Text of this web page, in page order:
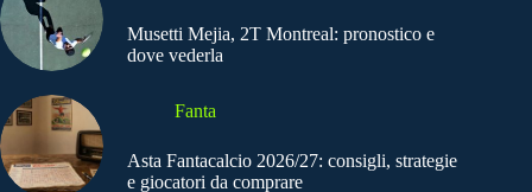
Musetti Mejia, 2T Montreal: pronostico e
dove vederla
Fanta
Asta Fantacalcio 2026/27: consigli, strategie
e giocatori da comprare